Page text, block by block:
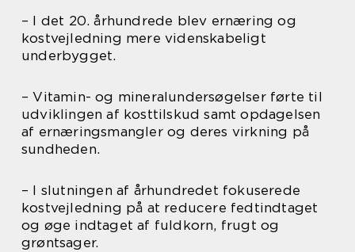
– I det 20. århundrede blev ernæring og
kostvejledning mere videnskabeligt
underbygget.
– Vitamin- og mineralundersøgelser førte til
udviklingen af kosttilskud samt opdagelsen
af ernæringsmangler og deres virkning på
sundheden.
– I slutningen af århundredet fokuserede
kostvejledning på at reducere fedtindtaget
og øge indtaget af fuldkorn, frugt og
grøntsager.